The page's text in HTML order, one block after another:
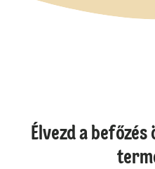
Élvezd a